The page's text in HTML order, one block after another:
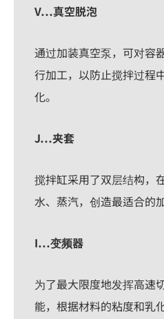
V…真空脱泡
通过加装真空泵，可对容
行加工，以防止搅拌过程
化。
J…夹套
搅拌缸采用了双层结构，
水、蒸汽，创造最适合的
I…变频器
为了最大限度地发挥高速
能，根据材料的粘度和乳